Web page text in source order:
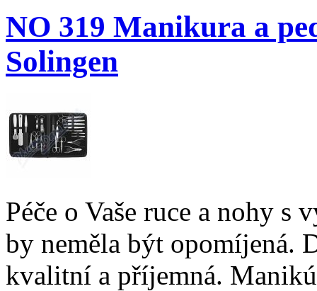
NO 319 Manikura a
Solingen
Péče o Vaše ruce a nohy
by neměla být opomíjená.
kvalitní a příjemná.